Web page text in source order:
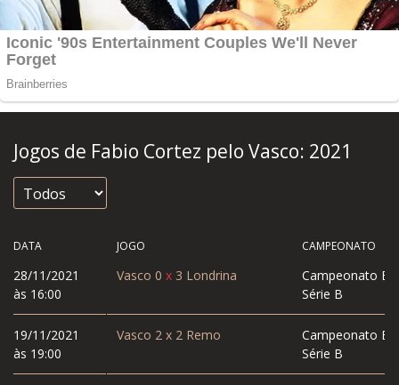
Jogos de Fabio Cortez pelo Vasco: 2021
DATA
28/11/2021
às 16:00
19/11/2021
às 19:00
JOGO CAMPEONATO
Vasco 0 x 3 Londrina
Campeonato
Série B
Vasco 2 x 2Remo
Campeonato
Série B